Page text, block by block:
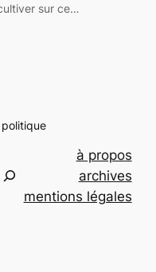
sur ce…
à propos
archives
mentions légales